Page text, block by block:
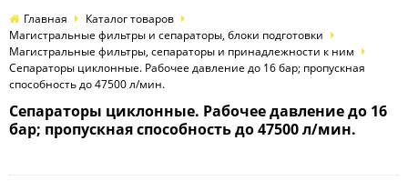
Главная
Каталог товаров
Магистральные фильтры и сепараторы, блоки подготовки
Магистральные фильтры, сепараторы и принадлежности к ним
Сепараторы циклонные. Рабочее давление до 16 бар; пропускная
способность до 47500 л/мин.
Сепараторы циклонные. Рабочее давление до 16
бар; пропускная способность до 47500 л/мин.